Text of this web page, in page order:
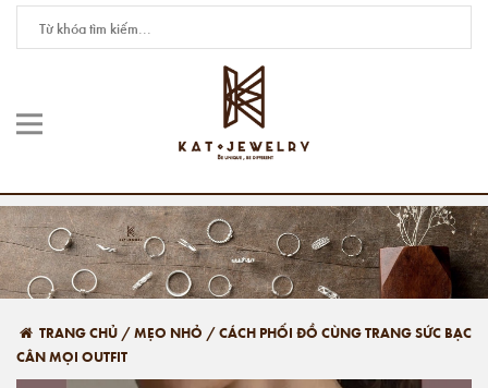
TRANG CHỦ /MẸO NHỎ /CÁCH PHỐI ĐỒ CÙNG TRANG SỨC BẠC
CÂN MỌI OUTFIT